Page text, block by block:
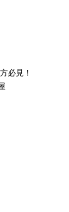
必見！